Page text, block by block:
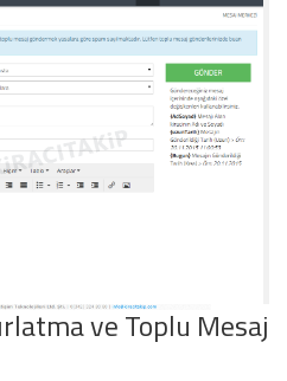
ve Toplu Mesaj